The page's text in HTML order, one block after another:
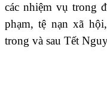
các nhiệm vụ trong
phạm, tệ nạn xã
trong và sau Tết